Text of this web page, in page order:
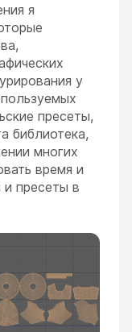
я
у
пресеты,
библиотека,
многих
время и
пресеты в